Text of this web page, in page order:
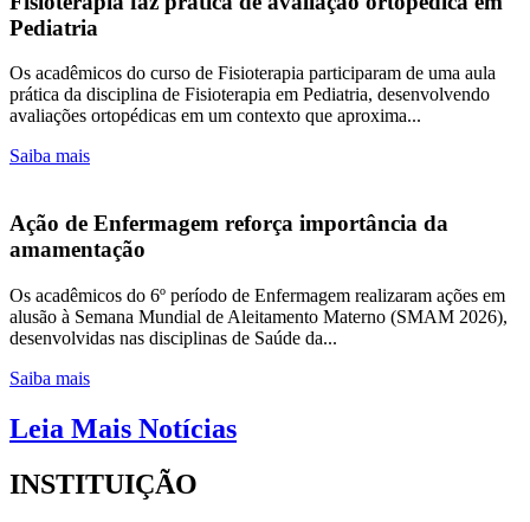
Pediatria
Os acadêmicos do curso de Fisioterapia participaram de uma aula
prática da disciplina de Fisioterapia em Pediatria, desenvolvendo
avaliações ortopédicas em um contexto que aproxima...
Saiba mais
Ação de Enfermagem reforça importância da
amamentação
Os acadêmicos do 6º período de Enfermagem realizaram ações em
alusão à Semana Mundial de Aleitamento Materno (SMAM 2026),
desenvolvidas nas disciplinas de Saúde da...
Saiba mais
Leia Mais Notícias
INSTITUIÇÃO